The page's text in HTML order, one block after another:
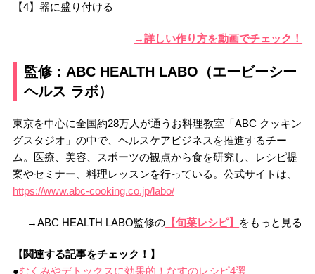
【4】器に盛り付ける
→詳しい作り方を動画でチェック！
監修：ABC HEALTH LABO（エービーシー
ヘルス ラボ）
東京を中心に全国約28万人が通うお料理教室「ABC クッキン
グスタジオ」の中で、ヘルスケアビジネスを推進するチー
ム。医療、美容、スポーツの観点から食を研究し、レシピ提
案やセミナー、料理レッスンを行っている。公式サイトは、
https://www.abc-cooking.co.jp/labo/
→ABC HEALTH LABO監修の 【旬菜レシピ】 をもっと見る
【関連する記事をチェック！】
●むくみやデトックスに効果的！なすのレシピ4選